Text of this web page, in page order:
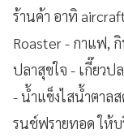
ร้านค้า อาทิ
Roaster - กาแฟ,
ปลาสุขใจ - เกี๊ยวป
- น้ำแข็งไสน้ำตาล
รนช์ฟรายทอด ให้บ